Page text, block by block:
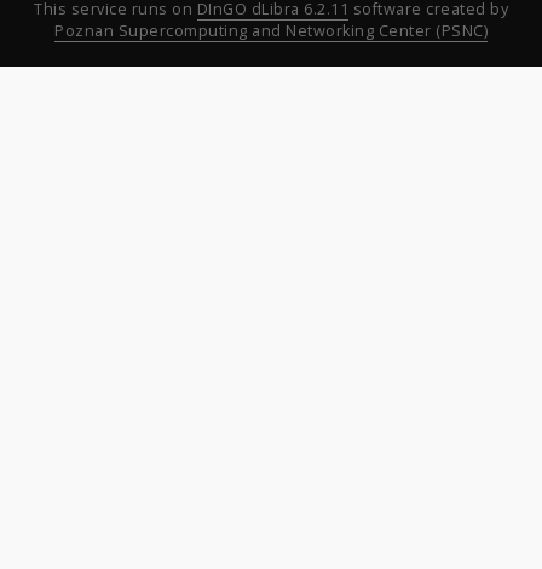
This service runs on DInGO dLibra 6.2.11 software created by
Poznan Supercomputing and Networking Center (PSNC)